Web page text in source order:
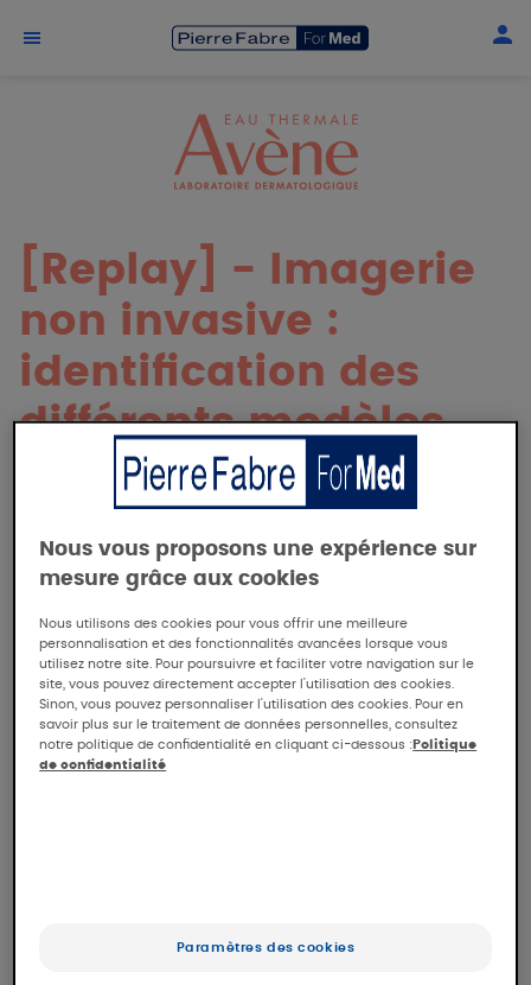
Aller au contenu principal
[Replay] - Imagerie
non invasive :
identification des
différents modèles
de photo
Synthèse
05/12/2023
18min
Pr. Giovanni Pellacani, Dermatologue
impliqués, et leurs caractéristiques cliniques.
Nous vous proposons une expérience sur
mesure grâce aux cookies
Nous utilisons des cookies pour vous offrir une meilleure
personnalisation et des fonctionnalités avancées lorsque vous
utilisez notre site. Pour poursuivre et faciliter votre navigation sur le
site, vous pouvez directement accepter l'utilisation des cookies.
Sinon, vous pouvez personnaliser l'utilisation des cookies. Pour en
savoir plus sur le traitement de données personnelles, consultez
notre politique de confidentialité en cliquant ci-dessous : Politique
de confidentialité
Paramètres des cookies